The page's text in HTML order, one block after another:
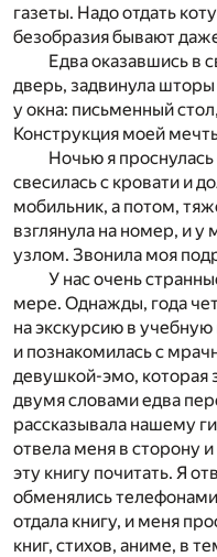
газеты. Надо отдать
безобразия бывают
Едва оказавшись в
дверь, задвинула
у окна: письменный
Конструкция моей
Ночью я
свесилась с кровати и
мобильник, а потом,
взглянула на номер, и у
узлом. Звонила моя
У нас очень
мере. Однажды, года
на экскурсию в
и познакомилась с
девушкой-эмо, которая
двумя словами едва
рассказывала нашему
отвела меня в сторону
эту книгу почитать. Я
обменялись
отдала книгу, и меня
книг, стихов, аниме, в